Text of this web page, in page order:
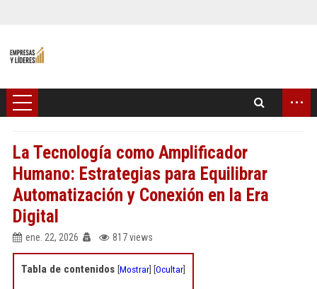
...
La Tecnología como Amplificador
Humano: Estrategias para Equilibrar
Automatización y Conexión en la Era
Digital
ene. 22, 2026 817 views
Tabla de contenidos [Mostrar] [Ocultar]